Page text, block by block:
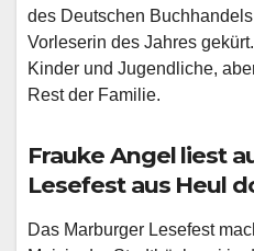
des Deutschen
Vorleserin des Jahres
Kinder und Jugendliche,
Rest der Familie.
Frauke Angel liest
Lesefest aus Heul
Das Marburger Lesefest